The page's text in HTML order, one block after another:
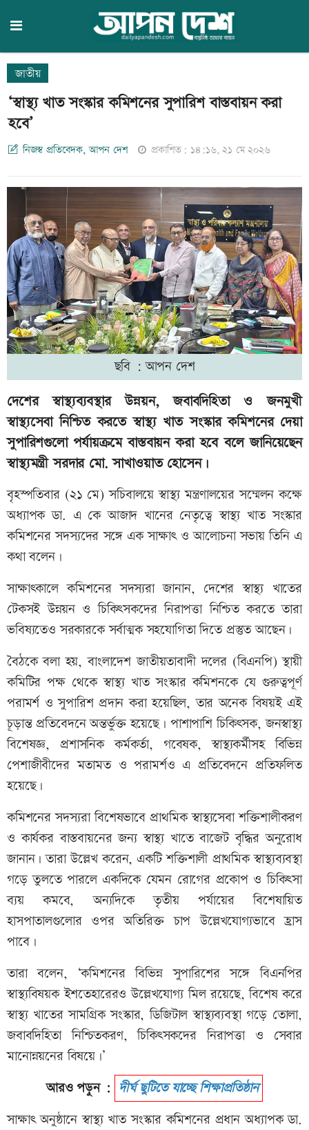
জাতীয়
‘স্বাস্থ্য খাত সংস্কার কমিশনের সুপারিশ বাস্তবায়ন করা
হবে’
নিজস্ব প্রতিবেদক, আপন দেশ প্রকাশিত: ১৪:১৬, ২১ মে ২০২৬
ছবি : আপন দেশ
দেশের স্বাস্থ্যব্যবস্থার উন্নয়ন, জবাবদিহিতা ও জনমুখী
স্বাস্থ্যসেবা নিশ্চিত করতে স্বাস্থ্য খাত সংস্কার কমিশনের দেয়া
সুপারিশগুলো পর্যায়ক্রমে বাস্তবায়ন করা হবে বলে জানিয়েছেন
স্বাস্থ্যমন্ত্রী সরদার মো. সাখাওয়াত হোসেন।
বৃহস্পতিবার (২১ মে) সচিবালয়ে স্বাস্থ্য মন্ত্রণালয়ের সম্মেলন কক্ষে
অধ্যাপক ডা. এ কে আজাদ খানের নেতৃত্বে স্বাস্থ্য খাত সংস্কার
কমিশনের সদস্যদের সঙ্গে এক সাক্ষাৎ ও আলোচনা সভায় তিনি এ
কথা বলেন।
সাক্ষাৎকালে কমিশনের সদস্যরা জানান, দেশের স্বাস্থ্য খাতের
টেকসই উন্নয়ন ও চিকিৎসকদের নিরাপত্তা নিশ্চিত করতে তারা
ভবিষ্যতেও সরকারকে সর্বাত্মক সহযোগিতা দিতে প্রস্তুত আছেন।
বৈঠকে বলা হয়, বাংলাদেশ জাতীয়তাবাদী দলের (বিএনপি) স্থায়ী
কমিটির পক্ষ থেকে স্বাস্থ্য খাত সংস্কার কমিশনকে যে গুরুত্বপূর্ণ
পরামর্শ ও সুপারিশ প্রদান করা হয়েছিল, তার অনেক বিষয়ই এই
চূড়ান্ত প্রতিবেদনে অন্তর্ভুক্ত হয়েছে। পাশাপাশি চিকিৎসক, জনস্বাস্থ্য
বিশেষজ্ঞ, প্রশাসনিক কর্মকর্তা, গবেষক, স্বাস্থ্যকর্মীসহ বিভিন্ন
পেশাজীবীদের মতামত ও পরামর্শও এ প্রতিবেদনে প্রতিফলিত
হয়েছে।
কমিশনের সদস্যরা বিশেষভাবে প্রাথমিক স্বাস্থ্যসেবা শক্তিশালীকরণ
ও কার্যকর বাস্তবায়নের জন্য স্বাস্থ্য খাতে বাজেট বৃদ্ধির অনুরোধ
জানান। তারা উল্লেখ করেন, একটি শক্তিশালী প্রাথমিক স্বাস্থ্যব্যবস্থা
গড়ে তুলতে পারলে একদিকে যেমন রোগের প্রকোপ ও চিকিৎসা
ব্যয় কমবে, অন্যদিকে তৃতীয় পর্যায়ের বিশেষায়িত
হাসপাতালগুলোর ওপর অতিরিক্ত চাপ উল্লেখযোগ্যভাবে হ্রাস
পাবে।
তারা বলেন, ‘কমিশনের বিভিন্ন সুপারিশের সঙ্গে বিএনপির
স্বাস্থ্যবিষয়ক ইশতেহারেরও উল্লেখযোগ্য মিল রয়েছে, বিশেষ করে
স্বাস্থ্য খাতের সামগ্রিক সংস্কার, ডিজিটাল স্বাস্থ্যব্যবস্থা গড়ে তোলা,
জবাবদিহিতা নিশ্চিতকরণ, চিকিৎসকদের নিরাপত্তা ও সেবার
মানোন্নয়নের বিষয়ে।’
আরও পড়ুন : দীর্ঘ ছুটিতে যাচ্ছে শিক্ষাপ্রতিষ্ঠান
সাক্ষাৎ অনুষ্ঠানে স্বাস্থ্য খাত সংস্কার কমিশনের প্রধান অধ্যাপক ডা.